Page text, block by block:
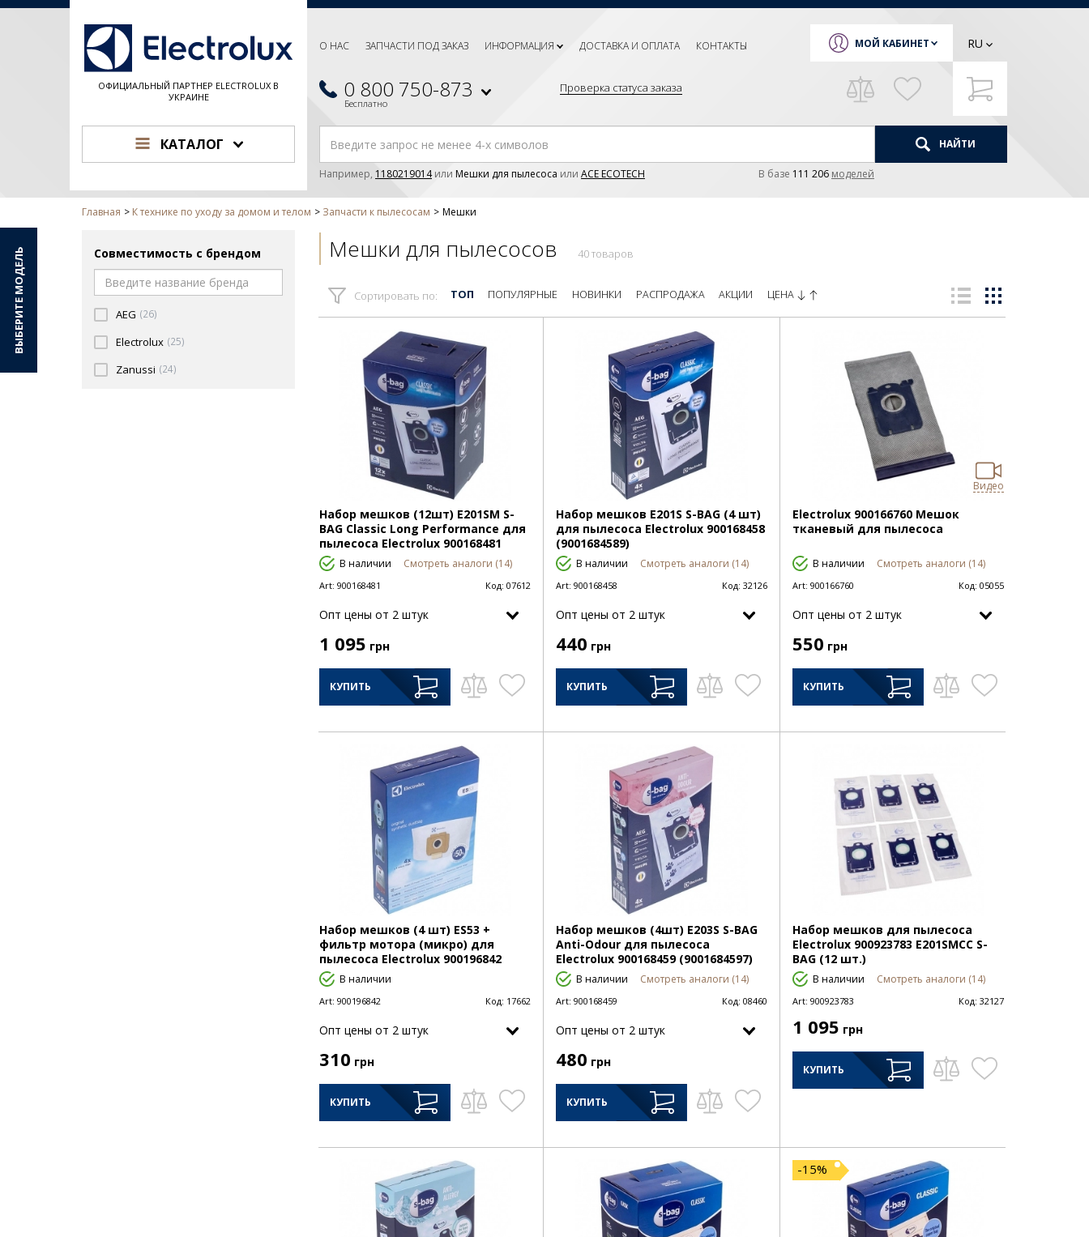
ОФИЦИАЛЬНЫЙ ПАРТНЕР ELECTROLUX В
УКРАИНЕ
О НАС ЗАПЧАСТИ ПОД ЗАКАЗ ИНФОРМАЦИЯ ДОСТАВКА И ОПЛАТА КОНТАКТЫ
0 800 750-873
Бесплатно
Проверка статуса заказа
МОЙ КАБИНЕТ RU
КАТАЛОГ НАЙТИ
Например, 1180219014или Мешки для пылесоса или ACE ECOTECH В базе 111 206 моделей
Главная К технике по уходу за домом и телом Запчасти к пылесосам Мешки
Совместимость с брендом
AEG (26)
Electrolux (25)
Zanussi (24)
Мешки для пылесосов 40 товаров
Сортировать по: ТОП ПОПУЛЯРНЫЕ НОВИНКИ РАСПРОДАЖА АКЦИИ ЦЕНА
Набор мешков (12шт) E201SM S-
BAG Classic Long Performance для
пылесоса Electrolux 900168481
В наличии Смотреть аналоги (14)
Art: 900168481 Код: 07612
Опт цены от 2 штук
1 095 грн
КУПИТЬ
Набор мешков E201S S-BAG (4 шт)
для пылесоса Electrolux 900168458
(9001684589)
В наличии Смотреть аналоги (14)
Art: 900168458 Код: 32126
Опт цены от 2 штук
440 грн
КУПИТЬ
Electrolux 900166760 Мешок
тканевый для пылесоса
Видео
В наличии Смотреть аналоги (14)
Art: 900166760 Код: 05055
Опт цены от 2 штук
550 грн
КУПИТЬ
Набор мешков (4 шт) ES53 +
фильтр мотора (микро) для
пылесоса Electrolux 900196842
В наличии
Art: 900196842 Код: 17662
Опт цены от 2 штук
310 грн
КУПИТЬ
Набор мешков (4шт) E203S S-BAG
Anti-Odour для пылесоса
Electrolux 900168459 (9001684597)
В наличии Смотреть аналоги (14)
Art: 900168459 Код: 08460
Опт цены от 2 штук
480 грн
КУПИТЬ
Набор мешков для пылесоса
Electrolux 900923783 E201SMCC S-
BAG (12 шт.)
В наличии Смотреть аналоги (14)
Art: 900923783 Код: 32127
1 095 грн
КУПИТЬ
-15%
ВЫБЕРИТЕ МОДЕЛЬ